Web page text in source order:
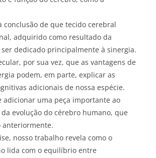
conclusão de que tecido cerebral
adquirido como resultado da
dedicado principalmente à sinergia.
por sua vez, que as vantagens de
podem, em parte, explicar as
adicionais de nossa espécie.
adicionar uma peça importante ao
evolução do cérebro humano, que
anteriormente.
nosso trabalho revela como o
lida com o equilíbrio entre